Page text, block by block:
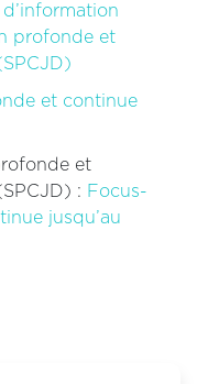
d’information
profonde et
et continue
et
: Focus-
jusqu’au